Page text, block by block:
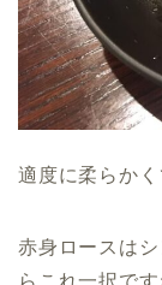
適度に柔らか
赤身ロースは